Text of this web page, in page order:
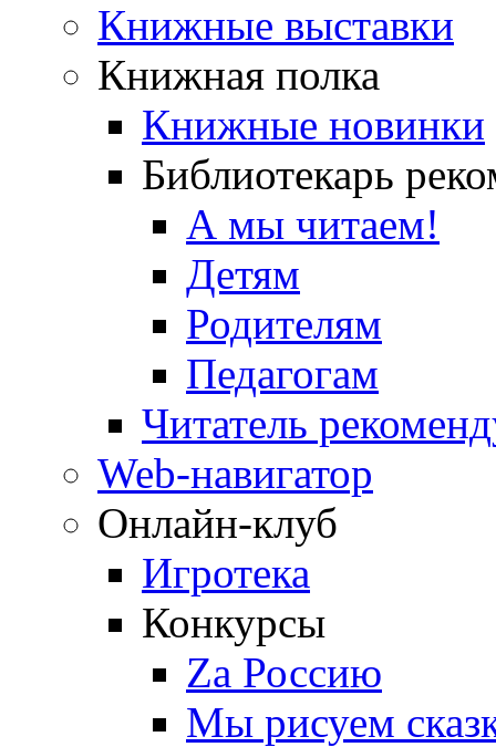
Книжные выставки
Книжная полка
Книжные новинки
Библиотекарь
А мы читаем!
Детям
Родителям
Педагогам
Читатель
Web-навигатор
Онлайн-клуб
Игротека
Конкурсы
Zа Россию
Мы рисуем